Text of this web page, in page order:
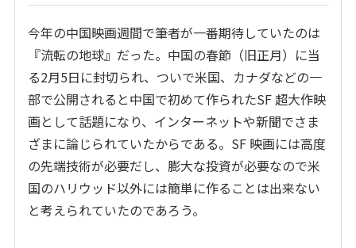
今年の中国映画週間で筆者が一番期待していたのは
『流転の地球』だった。中国の春節（旧正月）に当
る2月5日に封切られ、ついで米国、カナダなどの一
部で公開されると中国で初めて作られたSF 超大作映
画として話題になり、インターネットや新聞でさま
ざまに論じられていたからである。SF 映画には高度
の先端技術が必要だし、膨大な投資が必要なので米
国のハリウッド以外には簡単に作ることは出来ない
と考えられていたのであろう。